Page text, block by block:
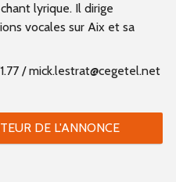
lyrique. Il dirige
vocales sur Aix et sa
/ mick.lestrat@cegetel.net
DE L'ANNONCE